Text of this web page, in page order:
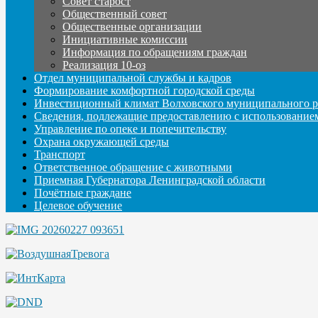
Общественный совет
Общественные организации
Инициативные комиссии
Информация по обращениям граждан
Реализация 10-оз
Отдел муниципальной службы и кадров
Формирование комфортной городской среды
Инвестиционный климат Волховского муниципального
Сведения, подлежащие предоставлению с
Управление по опеке и попечительству
Охрана окружающей среды
Транспорт
Ответственное обращение с животными
Приемная Губернатора Ленинградской области
Почётные граждане
Целевое обучение